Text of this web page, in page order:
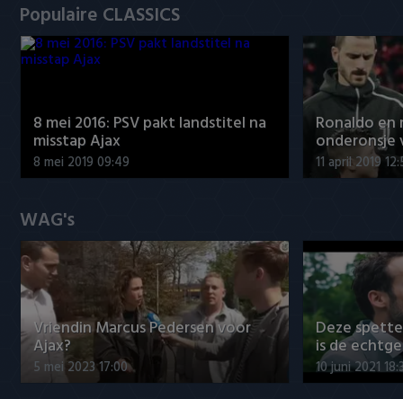
Populaire CLASSICS
8 mei 2016: PSV pakt landstitel na
misstap Ajax
8 mei 2019 09:49
Ronaldo
onderonsje
11 april 2019
WAG's
Vriendin Marcus Pedersen voor
Ajax?
5 mei 2023 17:00
Deze
is de
10 juni 2021